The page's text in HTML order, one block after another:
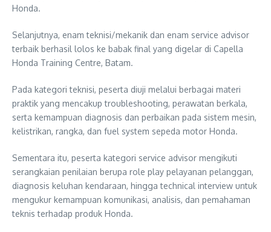
Honda.
Selanjutnya, enam teknisi/mekanik dan enam service advisor
terbaik berhasil lolos ke babak final yang digelar di Capella
Honda Training Centre, Batam.
Pada kategori teknisi, peserta diuji melalui berbagai materi
praktik yang mencakup troubleshooting, perawatan berkala,
serta kemampuan diagnosis dan perbaikan pada sistem mesin,
kelistrikan, rangka, dan fuel system sepeda motor Honda.
Sementara itu, peserta kategori service advisor mengikuti
serangkaian penilaian berupa role play pelayanan pelanggan,
diagnosis keluhan kendaraan, hingga technical interview untuk
mengukur kemampuan komunikasi, analisis, dan pemahaman
teknis terhadap produk Honda.